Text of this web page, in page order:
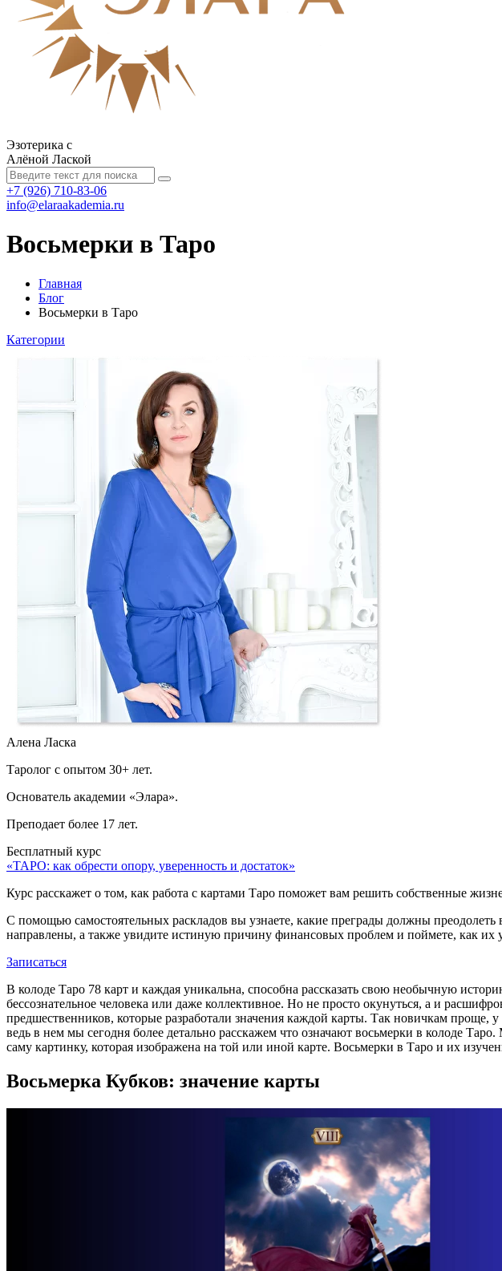
Эзотерика с
Алёной Лаской
+7 (926) 710-83-06
info@elaraakademia.ru
Восьмерки в Таро
Главная
Блог
Восьмерки в Таро
Категории
Алена Ласка
Таролог с опытом 30+ лет.
Основатель академии «Элара».
Преподает более 17 лет.
Бесплатный курс
«ТАРО: как обрести опору, уверенность и достаток»
Курс расскажет о том, как работа с картами Таро поможет вам решить собственные
С помощью самостоятельных раскладов вы узнаете, какие преграды должны
направлены, а также увидите истиную причину финансовых проблем и поймете, как их
Записаться
В колоде Таро 78 карт и каждая уникальна, способна рассказать свою необычную
бессознательное человека или даже коллективное. Но не просто окунуться, а и
предшественников, которые разработали значения каждой карты. Так новичкам
ведь в нем мы сегодня более детально расскажем что означают восьмерки в колоде
саму картинку, которая изображена на той или иной карте. Восьмерки в Таро и их
Восьмерка Кубков: значение карты